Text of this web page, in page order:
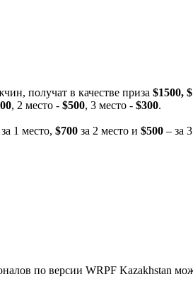
получат в качестве приза $1500,
, 2 место - $500, 3 место - $300.
за 1 место, $700 за 2 место и $500 – за
по версии WRPF Kazakhstan